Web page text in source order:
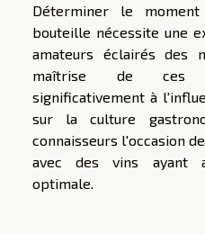
Déterminer le
bouteille nécessite une
amateurs éclairés des
maîtrise de ces
significativement à
sur la culture
connaisseurs l'occasion
avec des vins ayant
optimale.